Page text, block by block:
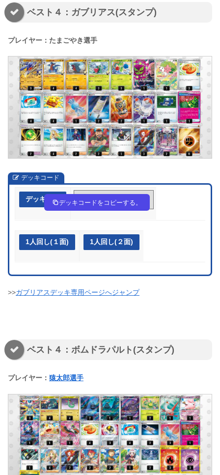
ベスト４：ガブリアス(スタンプ)
プレイヤー：たまごやき選手
デッキコード
デッキ作成 w5FFkF-o8qwre-kkbd5v
デッキコードをコピーする。
1人回し(１面) 1人回し(２面)
>>ガブリアスデッキ専用ページへジャンプ
ベスト４：ボムドラパルト(スタンプ)
プレイヤー： 猿太郎選手